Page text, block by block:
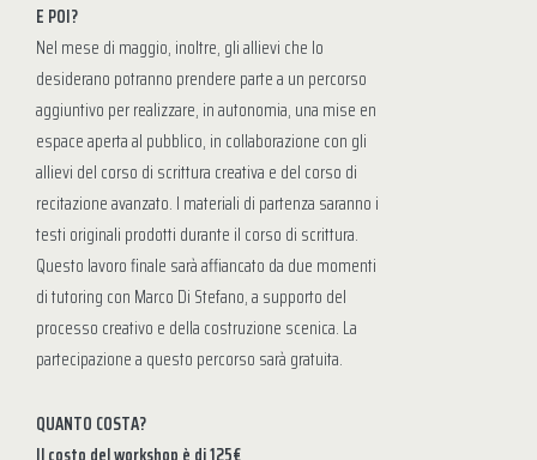
E POI?
Nel mese di maggio, inoltre, gli allievi che lo
desiderano potranno prendere parte a un percorso
aggiuntivo per realizzare, in autonomia, una mise en
espace aperta al pubblico, in collaborazione con gli
allievi del corso di scrittura creativa e del corso di
recitazione avanzato. I materiali di partenza saranno i
testi originali prodotti durante il corso di scrittura.
Questo lavoro finale sarà affiancato da due momenti
di tutoring con Marco Di Stefano, a supporto del
processo creativo e della costruzione scenica. La
partecipazione a questo percorso sarà gratuita.
QUANTO COSTA?